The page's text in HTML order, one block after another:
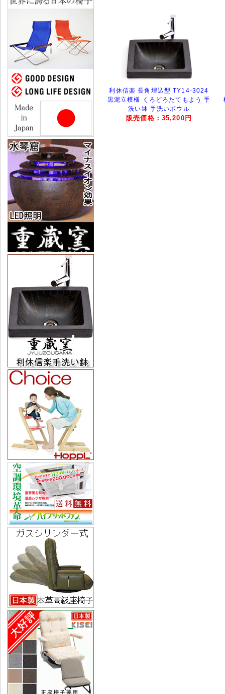
利休信楽 長角埋込型 TY14-3024
黒泥立模様 くろどろたてもよう 手
洗い鉢 手洗いボウル
販売価格：35,200円